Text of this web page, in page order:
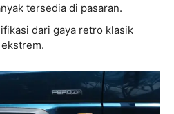
tersedia di pasaran.
dari gaya retro klasik
ekstrem.